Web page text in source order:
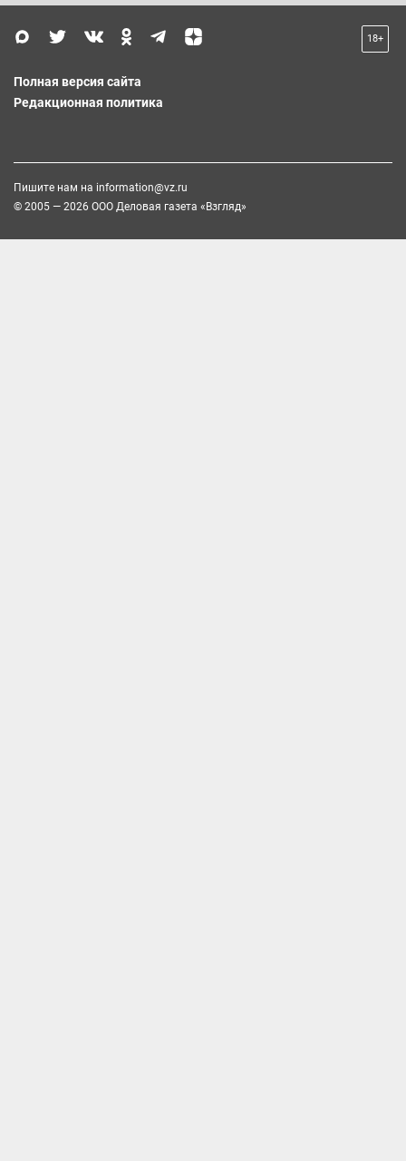
18+
Полная версия сайта
Редакционная политика
Пишите нам на information@vz.ru
© 2005 — 2026 ООО Деловая газета «Взгляд»